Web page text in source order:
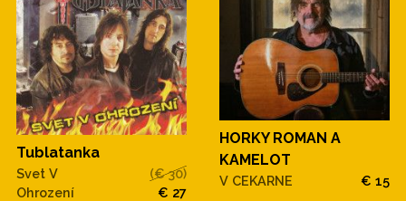
Tublatanka
Svet V
Ohrození
(€ 30)
€ 27
HORKY ROMAN A
KAMELOT
V CEKARNE € 15